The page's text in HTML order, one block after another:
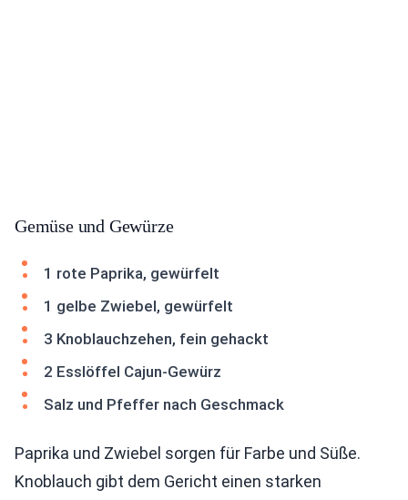
Gemüse und Gewürze
1 rote Paprika, gewürfelt
1 gelbe Zwiebel, gewürfelt
3 Knoblauchzehen, fein gehackt
2 Esslöffel Cajun-Gewürz
Salz und Pfeffer nach Geschmack
Paprika und Zwiebel sorgen für Farbe und Süße.
Knoblauch gibt dem Gericht einen starken